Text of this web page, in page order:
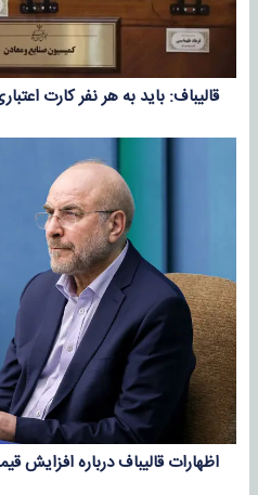
قالیباف: باید به هر نفر کارت
اظهارات قالیباف درباره افزایش